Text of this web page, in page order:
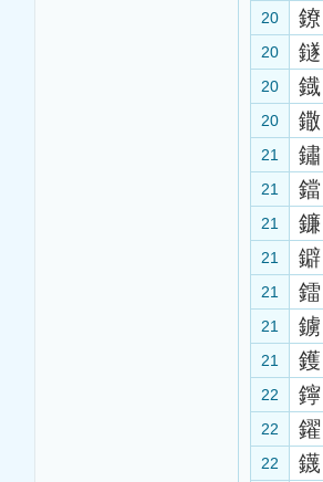
20
鐐
20
鐩
20
鐡
20
鏾
21
鏽
21
鐺
21
鐮
21
鐴
21
鐳
21
鐪
21
鑊
22
鑏
22
鑃
22
鑖